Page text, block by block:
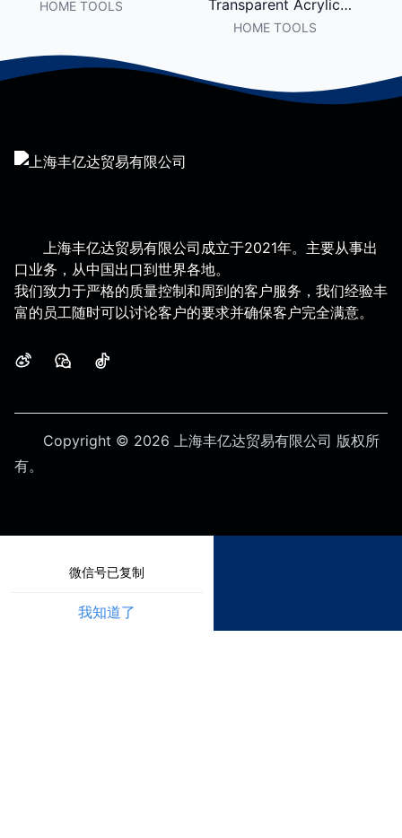
multifunctional shelves
shelves super household
HOME TOOLS
Transparent Acrylic
Makeup Organizer Multi-
Palette & Perfume
HOME TOOLS
上海丰亿达贸易有限公司成立于2021年。主要从事出
口业务，从中国出口到世界各地。
我们致力于严格的质量控制和周到的客户服务，我们经验丰
富的员工随时可以讨论客户的要求并确保客户完全满意。
微博 微信 抖音
Copyright © 2026 上海丰亿达贸易有限公司 版权所
有。
微信号已复制
我知道了